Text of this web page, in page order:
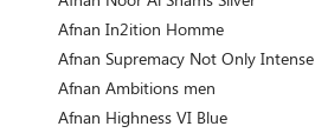
Afnan In2ition Homme
Afnan Supremacy Not Only Intense
Afnan Ambitions men
Afnan Highness VI Blue